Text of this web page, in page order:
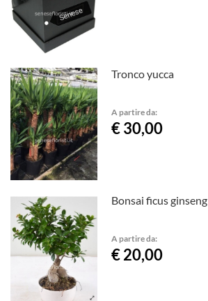
Tronco yucca
A partire da:
€ 30,00
Bonsai ficus ginseng
A partire da:
€ 20,00